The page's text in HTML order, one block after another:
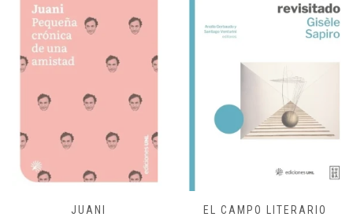
JUANI
EL CAMPO LITERARIO